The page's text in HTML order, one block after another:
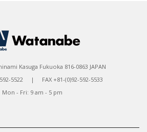
Kasuga Fukuoka 816-0863 JAPAN
592-5522 | FAX +81-(0)92-592-5533
Mon - Fri: 9 am - 5 pm